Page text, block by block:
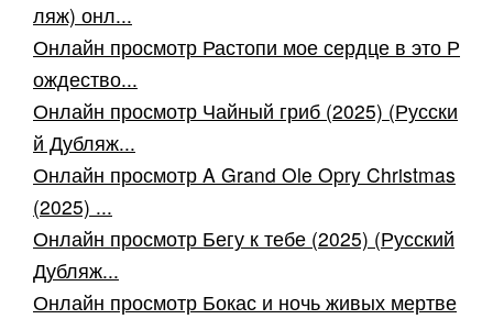
ляж) онл...
Онлайн просмотр Растопи мое сердце в это Р
ождество...
Онлайн просмотр Чайный гриб (2025) (Русски
й Дубляж...
Онлайн просмотр A Grand Ole Opry Christmas
(2025) ...
Онлайн просмотр Бегу к тебе (2025) (Русский
Дубляж...
Онлайн просмотр Бокас и ночь живых мертве